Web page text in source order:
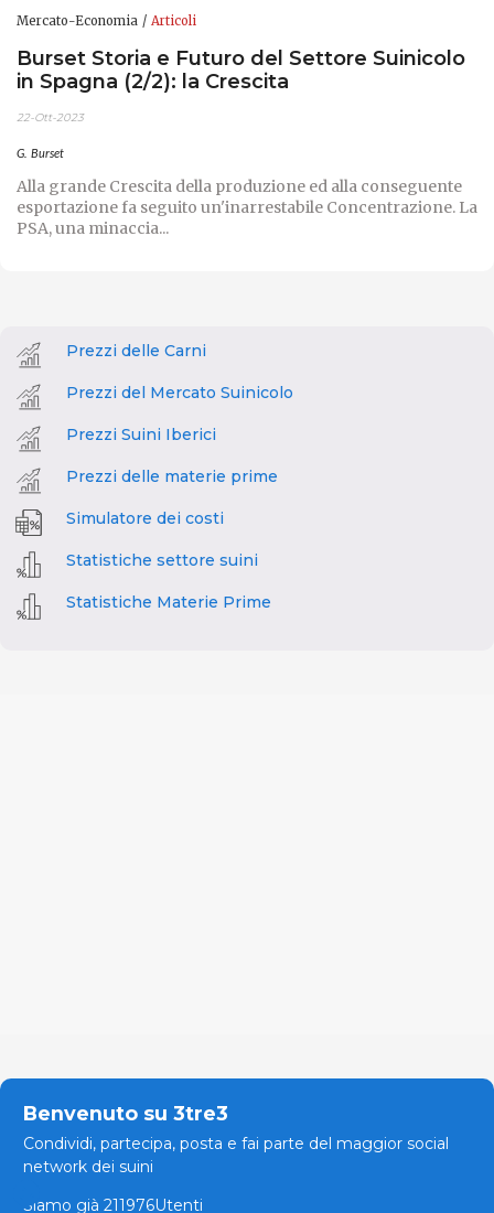
Mercato-Economia Articoli
Burset Storia e Futuro del Settore Suinicolo
in Spagna (2/2): la Crescita
22-Ott-2023
G. Burset
Alla grande Crescita della produzione ed alla conseguente
esportazione fa seguito un'inarrestabile Concentrazione. La
PSA, una minaccia...
Prezzi delle Carni
Prezzi del Mercato Suinicolo
Prezzi Suini Iberici
Prezzi delle materie prime
Simulatore dei costi
Statistiche settore suini
Statistiche Materie Prime
Benvenuto su 3tre3
Condividi, partecipa, posta e fai parte del maggior social
network dei suini
Siamo già 211976Utenti